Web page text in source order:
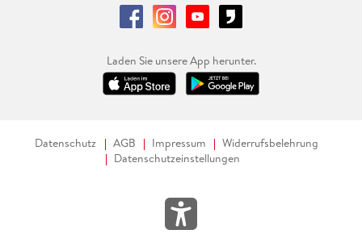
Laden Sie unsere App herunter.
Datenschutz AGB Impressum
Widerrufsbelehrung
Datenschutzeinstellungen